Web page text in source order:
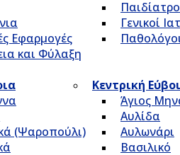
Εφαρμογές
και Φύλαξη
Γενικοί
(Ψαροπούλι)
Κεντρική
Άγιος
Αυλίδα
Αυλωνάρι
Βασιλικό